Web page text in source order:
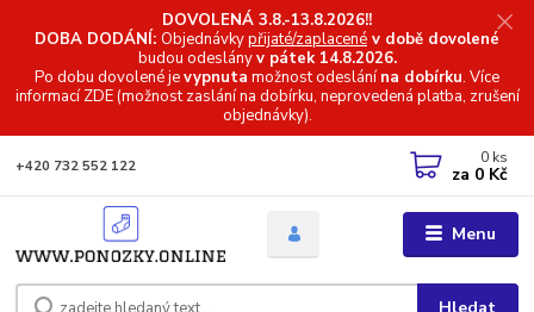
DOVOLENÁ 3.8.-13.8.2026!!
DOBA DODÁNÍ: Objednávkypřijaté/zaplacené v době dovolené
budou odeslányv pátek 14.8.2026.
Po dobu dovolené jevypnuta možnost odeslánína dobírku. Více
informacíZDE (možnost zaslání na dobírku, neprovedená platba, zrušení
objednávky).
Menu
+420 732 552 122 0 ks
za 0 Kč